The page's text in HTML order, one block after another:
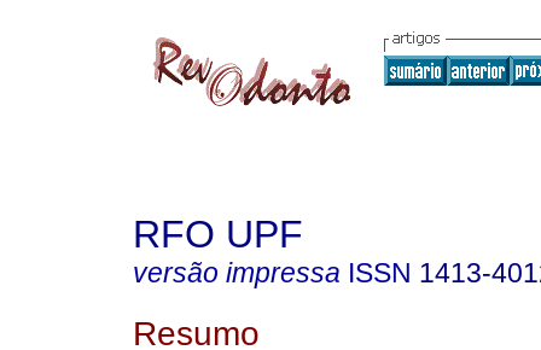
RFO UPF
versão impressa ISSN 1413-
Resumo